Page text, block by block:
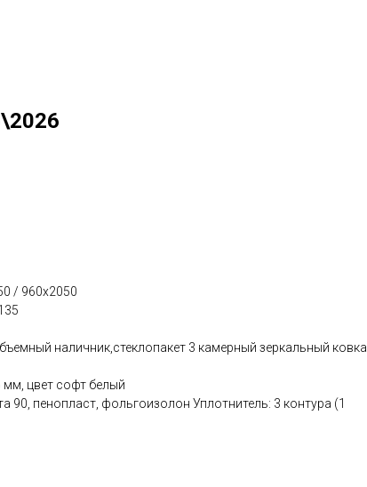
/ 960х2050
наличник,стеклопакет 3 камерный зеркальный ковка
мм, цвет софт белый
90, пенопласт, фольгоизолон Уплотнитель: 3 контура (1